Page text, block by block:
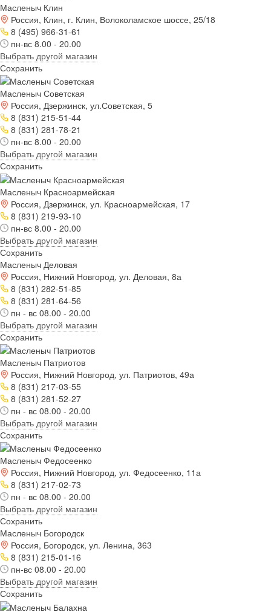
Масленыч Клин
Россия, Клин, г. Клин, Волоколамское шоссе, 25/18
8 (495) 966-31-61
пн-вс 8.00 - 20.00
Выбрать другой магазин
Сохранить
Масленыч Советская
Россия, Дзержинск, ул.Советская, 5
8 (831) 215-51-44
8 (831) 281-78-21
пн-вс 8.00 - 20.00
Выбрать другой магазин
Сохранить
Масленыч Красноармейская
Россия, Дзержинск, ул. Красноармейская, 17
8 (831) 219-93-10
пн-вс 8.00 - 20.00
Выбрать другой магазин
Сохранить
Масленыч Деловая
Россия, Нижний Новгород, ул. Деловая, 8а
8 (831) 282-51-85
8 (831) 281-64-56
пн - вс 08.00 - 20.00
Выбрать другой магазин
Сохранить
Масленыч Патриотов
Россия, Нижний Новгород, ул. Патриотов, 49а
8 (831) 217-03-55
8 (831) 281-52-27
пн - вс 08.00 - 20.00
Выбрать другой магазин
Сохранить
Масленыч Федосеенко
Россия, Нижний Новгород, ул. Федосеенко, 11а
8 (831) 217-02-73
пн - вс 08.00 - 20.00
Выбрать другой магазин
Сохранить
Масленыч Богородск
Россия, Богородск, ул. Ленина, 363
8 (831) 215-01-16
пн-вс 08.00 - 20.00
Выбрать другой магазин
Сохранить